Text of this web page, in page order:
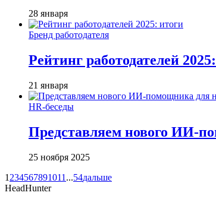
28 января
Бренд работодателя
Рейтинг работодателей
21 января
HR-беседы
Представляем нового ИИ-
25 ноября 2025
1 234567891011 ...54дальше
HeadHunter